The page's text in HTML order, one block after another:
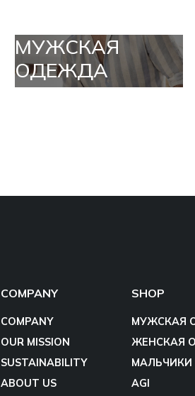
МУЖСКАЯ
ОДЕЖДА
COMPANY
COMPANY
OUR MISSION
SUSTAINABILITY
ABOUT US
SHOP
МУЖСКАЯ
ЖЕНСКАЯ
МАЛЬЧИКИ
AGI